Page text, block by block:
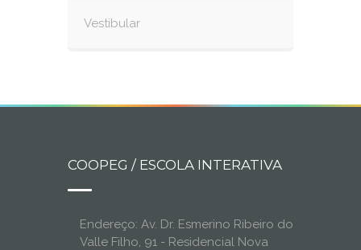
Vestibular
COOPEG / ESCOLA INTERATIVA
Endereço: Av. Dr. Esmerino Ribeiro do
Valle Filho, 91 - Residencial Nova